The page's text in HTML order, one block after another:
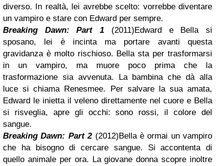
diverso. In realtà, lei avrebbe scelto: vorrebbe diventare
un vampiro e stare con Edward per sempre.
Breaking Dawn: Part 1 (2011)Edward e Bella si
sposano, lei è incinta ma portare avanti questa
gravidanza è molto rischioso. Bella sta per trasformarsi
in un vampiro, ma muore poco prima che la
trasformazione sia avvenuta. La bambina che dà alla
luce si chiama Renesmee. Per salvare la sua amata,
Edward le inietta il veleno direttamente nel cuore e Bella
si risveglia, apre gli occhi: sono rossi, il colore del
sangue.
Breaking Dawn: Part 2(2012)Bella è ormai un vampiro
che ha bisogno di cercare sangue. Si accontenta di
quello animale per ora. La giovane donna scopre inoltre